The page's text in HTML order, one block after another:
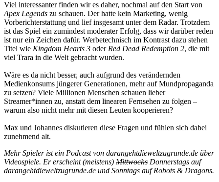
Viel interessanter finden wir es daher, nochmal auf den Start von
Apex Legends zu schauen. Der hatte kein Marketing, wenig
Vorberichterstattung und lief insgesamt unter dem Radar. Trotzdem
ist das Spiel ein zumindest moderater Erfolg, dass wir darüber reden
ist nur ein Zeichen dafür. Werbetechnisch im Kontrast dazu stehen
Titel wie Kingdom Hearts 3 oder Red Dead Redemption 2, die mit
viel Trara in die Welt gebracht wurden.
Wäre es da nicht besser, auch aufgrund des verändernden
Medienkonsums jüngerer Generationen, mehr auf Mundpropaganda
zu setzen? Viele Millionen Menschen schauen lieber
Streamer*innen zu, anstatt dem linearen Fernsehen zu folgen –
warum also nicht mehr mit diesen Leuten kooperieren?
Max und Johannes diskutieren diese Fragen und fühlen sich dabei
zunehmend alt.
Mehr Spieler ist ein Podcast von darangehtdieweltzugrunde.de über
Videospiele. Er erscheint (meistens) Mittwochs Donnerstags auf
darangehtdieweltzugrunde.de und Sonntags auf Robots & Dragons.